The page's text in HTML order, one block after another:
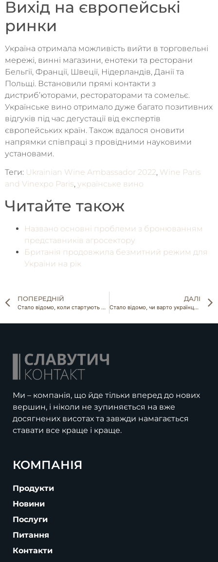
Вихід на європейські
ринки
Україна отримала можливість вийти в торговельні
мережі, винні магазини, енотеки та ресторани
Бельгії, Франції, Швеції, Нідерландів, Данії та
Польщі. Встановили прямі контакти з
дистриб’юторами, рестораторами та сомельє.
Українське вино отримало дуже багато позитивних
відгуків під час дегустації від експертів
європейських країн. Також вдалося оновити
напрямки співпраці з провідними науковими
установами.
Теги: Ukrainian Wine Ambassador 2022, Wine Paris
and Vinexpo Paris, українське вино
Читайте також
Названо основні проблеми з бронюванням
представників агросектору
Британія продовжила безмитний режим для
України на рік
ПОПЕРЕДНІЙ
Стало відомо, коли стартують переговори щодо продовження зернової уоди
ДАЛІ
Стало відомо, чи варто українцям боятися землетрусів
Ми – компанія, що йде тільки вперед до нових
вершин, і ніколи не зупиняється на вже
досягнених висотах та завжди намагається
ставати все краще і краще.
КОМПАНІЯ
Продукти
Новини
Послуги
Питання
Контакти